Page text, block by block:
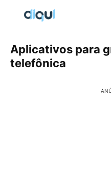
Aplicativos para
telefônica